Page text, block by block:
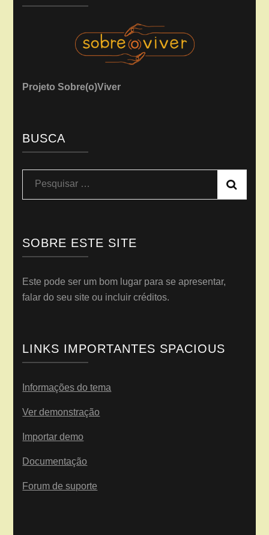
Projeto Sobre(o)Viver
BUSCA
Pesquisar
por:
SOBRE ESTE SITE
Este pode ser um bom lugar para se apresentar,
falar do seu site ou incluir créditos.
LINKS IMPORTANTES SPACIOUS
Informações do tema
Ver demonstração
Importar demo
Documentação
Forum de suporte